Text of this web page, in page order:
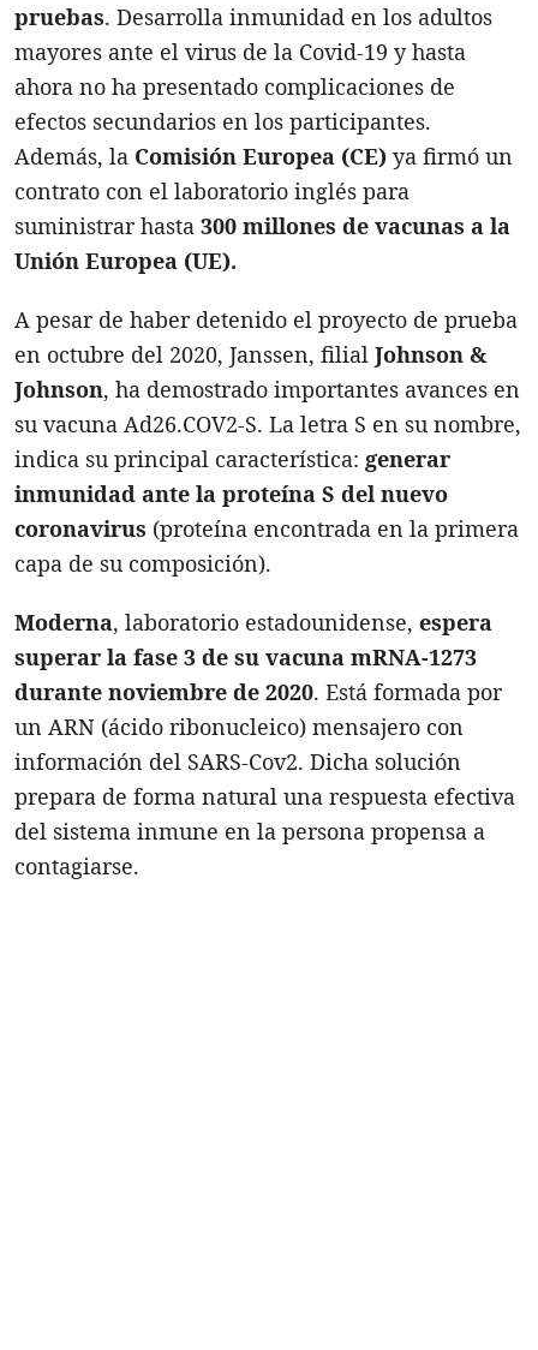
pruebas. Desarrolla inmunidad en los adultos
mayores ante el virus de la Covid-19 y hasta
ahora no ha presentado complicaciones de
efectos secundarios en los participantes.
Además, la Comisión Europea (CE) ya firmó un
contrato con el laboratorio inglés para
suministrar hasta 300 millones de vacunas a la
Unión Europea (UE).
A pesar de haber detenido el proyecto de prueba
en octubre del 2020, Janssen, filial Johnson &
Johnson, ha demostrado importantes avances en
su vacuna Ad26.COV2-S. La letra S en su nombre,
indica su principal característica: generar
inmunidad ante la proteína S del nuevo
coronavirus (proteína encontrada en la primera
capa de su composición).
Moderna, laboratorio estadounidense, espera
superar la fase 3 de su vacuna mRNA-1273
durante noviembre de 2020. Está formada por
un ARN (ácido ribonucleico) mensajero con
información del SARS-Cov2. Dicha solución
prepara de forma natural una respuesta efectiva
del sistema inmune en la persona propensa a
contagiarse.